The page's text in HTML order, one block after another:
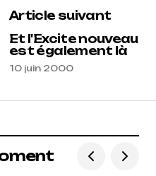
Article suivant
Et l'Excite nouveau
est également là
10 juin 2000